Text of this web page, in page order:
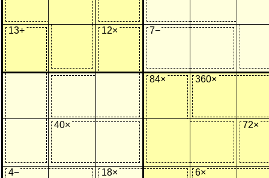
13+ 12× 7−
84× 360×
40× 72×
4− 18× 6×